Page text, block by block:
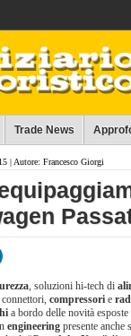
Trade News
| Autore: Francesco Giorgi
, soluzioni hi-tech di
compressori e
a bordo delle novità
engineering presente anche